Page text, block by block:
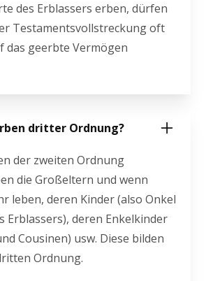
des Erblassers erben, dürfen
Testamentsvollstreckung oft
das geerbte Vermögen
dritter Ordnung?
der zweiten Ordnung
die Großeltern und wenn
leben, deren Kinder (also Onkel
Erblassers), deren Enkelkinder
Cousinen) usw. Diese bilden
Ordnung.